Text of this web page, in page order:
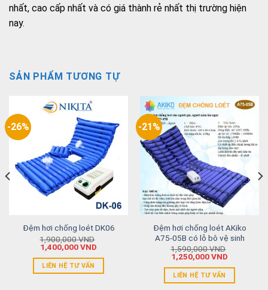
nhất, cao cấp nhất và có giá thành rẻ nhất thị trường hiện
nay.
SẢN PHẨM TƯƠNG TỰ
-26%
Đệm hơi chống loét DK06
1,900,000VND
1,400,000VND
LIÊN HỆ TƯ VẤN
-21%
Đệm hơi chống loét AKiko
A75-05B có lỗ bô vệ sinh
1,590,000VND
1,250,000VND
LIÊN HỆ TƯ VẤN